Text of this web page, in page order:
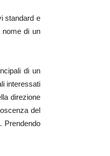
standard e
nome di un
di un
interessati
direzione
del
Prendendo